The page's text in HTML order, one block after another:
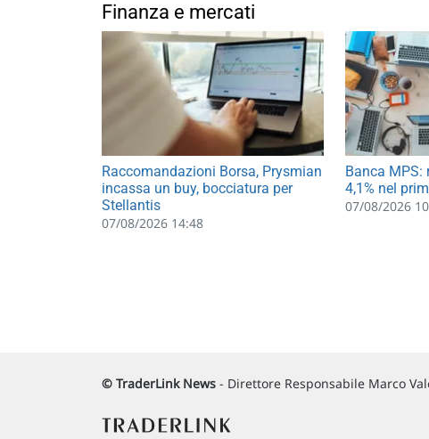
Finanza e mercati
Raccomandazioni Borsa, Prysmian
incassa un buy, bocciatura per
Stellantis
07/08/2026 14:48
Banca MPS:
4,1% nel
07/08/2026
© TraderLink News - Direttore Responsabile Marco